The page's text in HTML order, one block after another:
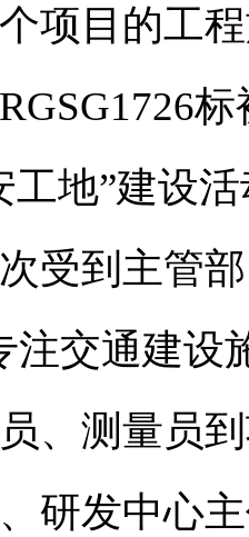
项目的工
工地”建设
受到主管
注交通建设
、测量员
研发中心